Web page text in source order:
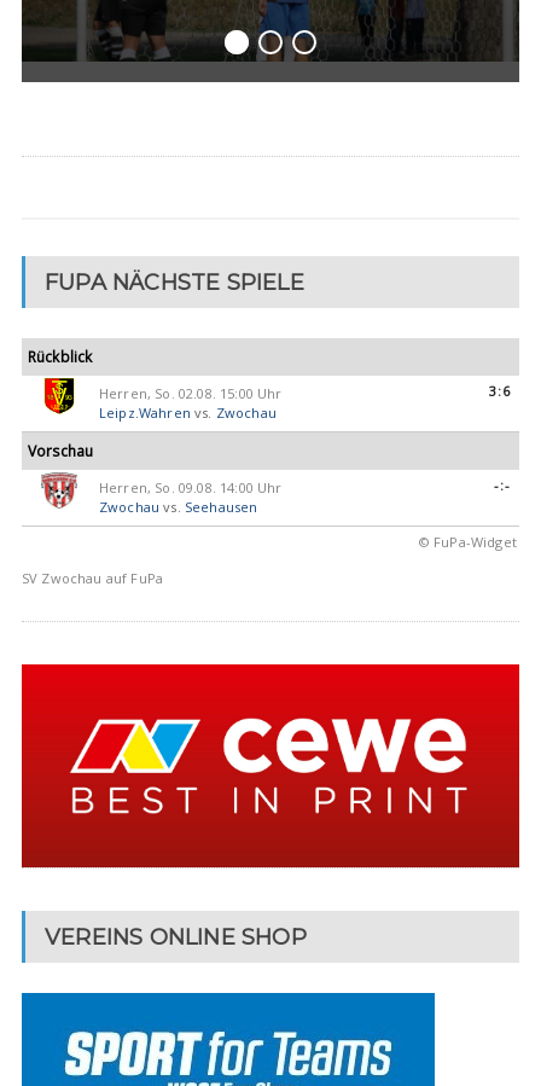
1 2 3
FUPA NÄCHSTE SPIELE
Rückblick
Herren, So. 02.08. 15:00 Uhr
Leipz.Wahren vs. Zwochau
3:6
Vorschau
Herren, So. 09.08. 14:00 Uhr
Zwochau vs. Seehausen
-:-
© FuPa-Widget
SV Zwochau auf FuPa
VEREINS ONLINE SHOP